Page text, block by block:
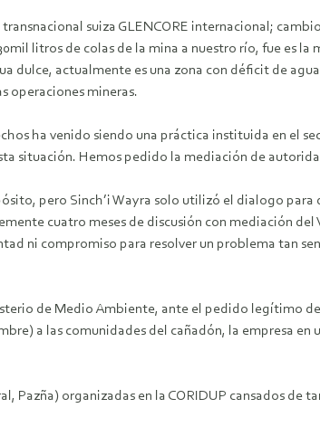
suiza GLENCORE internacional;
litros de colas de la mina a nuestro río, fue es
dulce, actualmente es una zona con déficit de
operaciones mineras.
ha venido siendo una práctica instituida en el
situación. Hemos pedido la mediación de
pero Sinch’i Wayra solo utilizó el dialogo
cuatro meses de discusión con mediación
ni compromiso para resolver un problema tan
de Medio Ambiente, ante el pedido legítimo
a las comunidades del cañadón, la empresa
Pazña) organizadas en la CORIDUP cansados de